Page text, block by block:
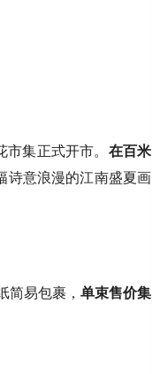
集正式开市。 在百米
诗意浪漫的江南盛夏画
简易包裹， 单束售价集